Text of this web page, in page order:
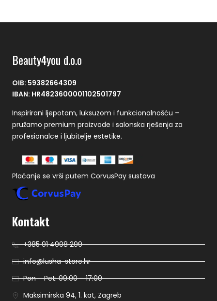
Beauty4you d.o.o
OIB: 59382664309
IBAN: HR4823600001102501797
Inspirirani ljepotom, luksuzom i funkcionalnošću –
pružamo premium proizvode i salonska rješenja za
profesionalce i ljubitelje estetike.
Plaćanje se vrši putem CorvusPay sustava
Kontakt
+385 91 4908 299
info@lusha-store.hr
Pon – Pet: 09:00 – 17:00
Maksimirska 94, 1. kat, Zagreb